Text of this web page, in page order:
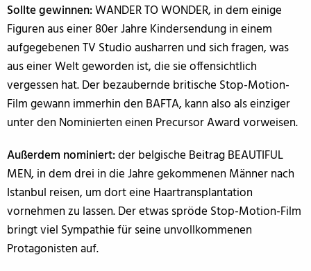
Sollte gewinnen:WANDER TO WONDER, in dem einige
Figuren aus einer 80er Jahre Kindersendung in einem
aufgegebenen TV Studio ausharren und sich fragen, was
aus einer Welt geworden ist, die sie offensichtlich
vergessen hat. Der bezaubernde britische Stop-Motion-
Film gewann immerhin den BAFTA, kann also als einziger
unter den Nominierten einen Precursor Award vorweisen.
Außerdem nominiert:der belgische Beitrag BEAUTIFUL
MEN, in dem drei in die Jahre gekommenen Männer nach
Istanbul reisen, um dort eine Haartransplantation
vornehmen zu lassen. Der etwas spröde Stop-Motion-Film
bringt viel Sympathie für seine unvollkommenen
Protagonisten auf.